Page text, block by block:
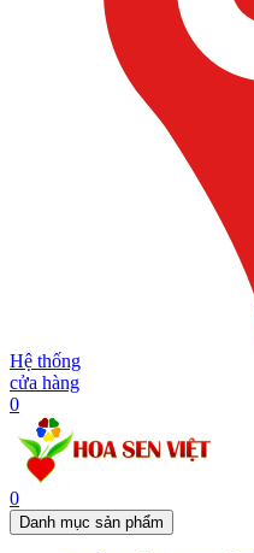
Hệ thống
cửa hàng
0
0
Danh mục sản phẩm